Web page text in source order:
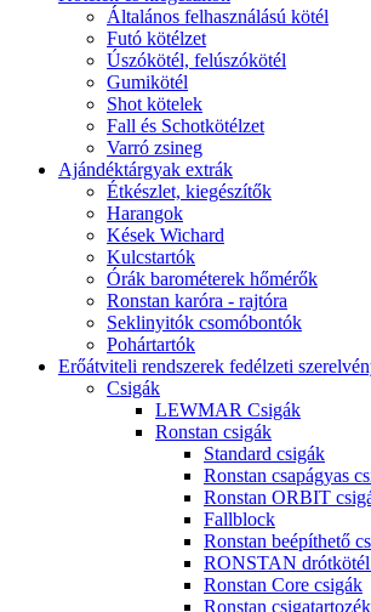
Általános felhasználású kötél
Futó kötélzet
Úszókötél, felúszókötél
Gumikötél
Shot kötelek
Fall és Schotkötélzet
Varró zsineg
Ajándéktárgyak extrák
Étkészlet, kiegészítők
Harangok
Kések Wichard
Kulcstartók
Órák barométerek hőmérők
Ronstan karóra - rajtóra
Seklinyitók csomóbontók
Pohártartók
Erőátviteli rendszerek fedélzeti
Csigák
LEWMAR Csigák
Ronstan csigák
Standard csigák
Ronstan csapágyas
Ronstan ORBIT
Fallblock
Ronstan beépíthető
RONSTAN drótkötél
Ronstan Core csigák
Ronstan